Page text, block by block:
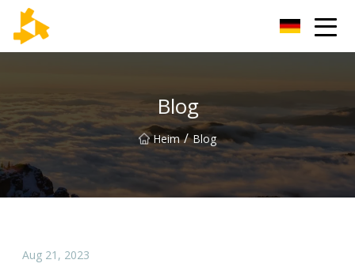
Blog
Heim / Blog
Aug 21, 2023